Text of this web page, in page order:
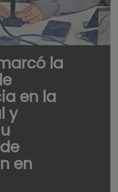
la
en la
y
en